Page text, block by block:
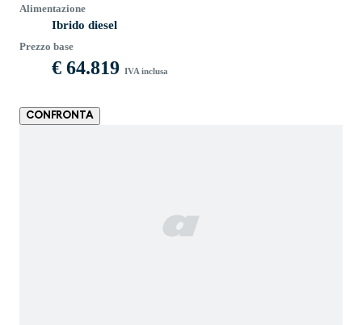
Alimentazione
Ibrido diesel
Prezzo base
€ 64.819 IVA inclusa
CONFRONTA